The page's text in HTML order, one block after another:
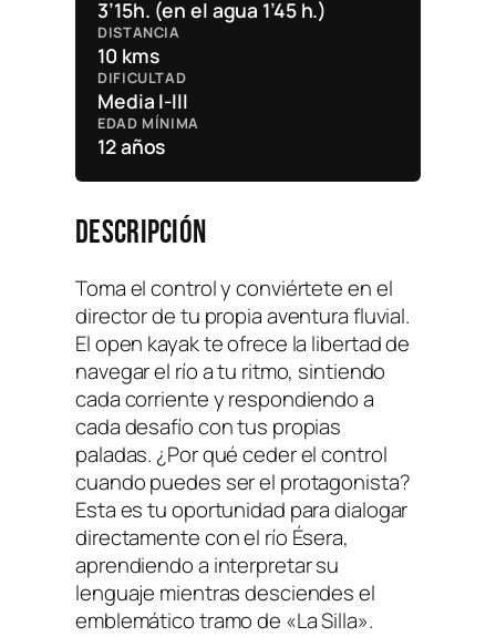
3’15h. (en el agua 1’45 h.)
DISTANCIA
10 kms
DIFICULTAD
Media I-III
EDAD MÍNIMA
12 años
DESCRIPCIÓN
Toma el control y conviértete en el
director de tu propia aventura fluvial.
El open kayak te ofrece la libertad de
navegar el río a tu ritmo, sintiendo
cada corriente y respondiendo a
cada desafío con tus propias
paladas. ¿Por qué ceder el control
cuando puedes ser el protagonista?
Esta es tu oportunidad para dialogar
directamente con el río Ésera,
aprendiendo a interpretar su
lenguaje mientras desciendes el
emblemático tramo de «La Silla».